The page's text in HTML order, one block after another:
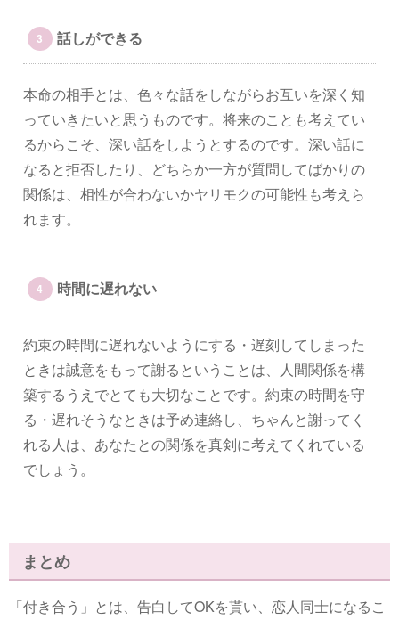
話しができる
本命の相手とは、色々な話をしながらお互いを深く知
っていきたいと思うものです。将来のことも考えてい
るからこそ、深い話をしようとするのです。深い話に
なると拒否したり、どちらか一方が質問してばかりの
関係は、相性が合わないかヤリモクの可能性も考えら
れます。
時間に遅れない
約束の時間に遅れないようにする・遅刻してしまった
ときは誠意をもって謝るということは、人間関係を構
築するうえでとても大切なことです。約束の時間を守
る・遅れそうなときは予め連絡し、ちゃんと謝ってく
れる人は、あなたとの関係を真剣に考えてくれている
でしょう。
まとめ
「付き合う」とは、告白してOKを貰い、恋人同士になるこ